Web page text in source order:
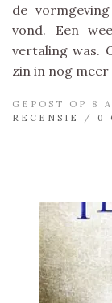
de
vond. Een
vertaling was.
zin in nog
GEPOST OP 8
RECENSIE
/ 0